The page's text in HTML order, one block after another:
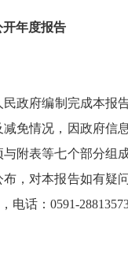
开年度报告
政府编制完成本报
免情况，因政府信
附表等七个部分组
，对本报告如有疑
话：0591-28813573